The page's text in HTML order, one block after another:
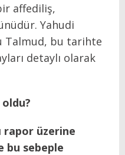
affediliş,
Yahudi
Talmud, bu tarihte
detaylı olarak
rapor üzerine
bu sebeple